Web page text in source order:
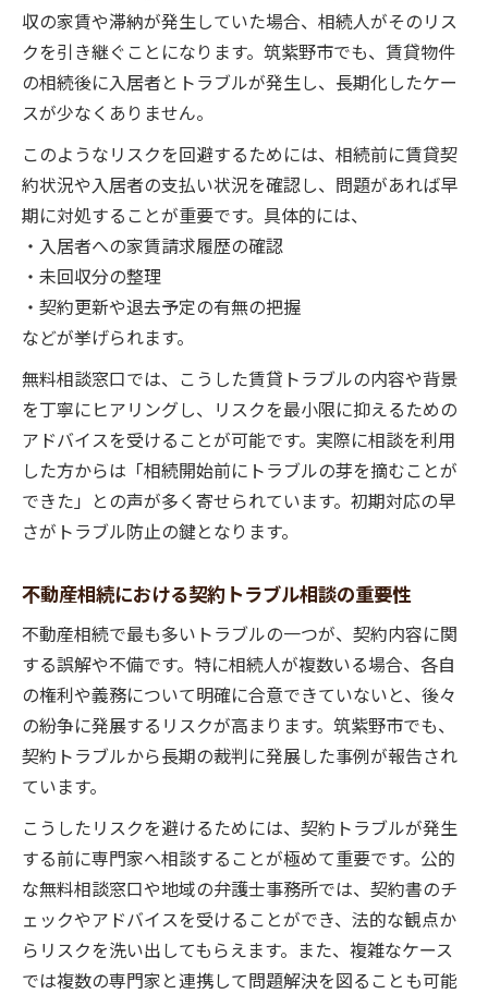
収の家賃や滞納が発生していた場合、相続人がそのリス
クを引き継ぐことになります。筑紫野市でも、賃貸物件
の相続後に入居者とトラブルが発生し、長期化したケー
スが少なくありません。
このようなリスクを回避するためには、相続前に賃貸契
約状況や入居者の支払い状況を確認し、問題があれば早
期に対処することが重要です。具体的には、
・入居者への家賃請求履歴の確認
・未回収分の整理
・契約更新や退去予定の有無の把握
などが挙げられます。
無料相談窓口では、こうした賃貸トラブルの内容や背景
を丁寧にヒアリングし、リスクを最小限に抑えるための
アドバイスを受けることが可能です。実際に相談を利用
した方からは「相続開始前にトラブルの芽を摘むことが
できた」との声が多く寄せられています。初期対応の早
さがトラブル防止の鍵となります。
不動産相続における契約トラブル相談の重要性
不動産相続で最も多いトラブルの一つが、契約内容に関
する誤解や不備です。特に相続人が複数いる場合、各自
の権利や義務について明確に合意できていないと、後々
の紛争に発展するリスクが高まります。筑紫野市でも、
契約トラブルから長期の裁判に発展した事例が報告され
ています。
こうしたリスクを避けるためには、契約トラブルが発生
する前に専門家へ相談することが極めて重要です。公的
な無料相談窓口や地域の弁護士事務所では、契約書のチ
ェックやアドバイスを受けることができ、法的な観点か
らリスクを洗い出してもらえます。また、複雑なケース
では複数の専門家と連携して問題解決を図ることも可能